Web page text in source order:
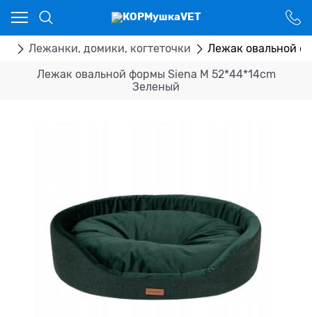
Лежанки, домики, когтеточки Лежак овальной
Лежак овальной формы Siena М 52*44*14cm
Зеленый
Ваш город - Костанай,
угадали?